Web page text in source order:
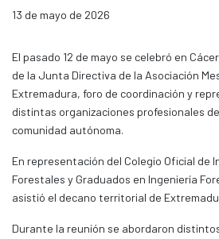
13 de mayo de 2026
El pasado 12 de mayo se celebró en
de la Junta Directiva de la Asociación
Extremadura, foro de coordinación y
distintas organizaciones profesionales
comunidad autónoma.
En representación del Colegio Oficial de
Forestales y Graduados en Ingeniería
asistió el decano territorial de
Durante la reunión se abordaron